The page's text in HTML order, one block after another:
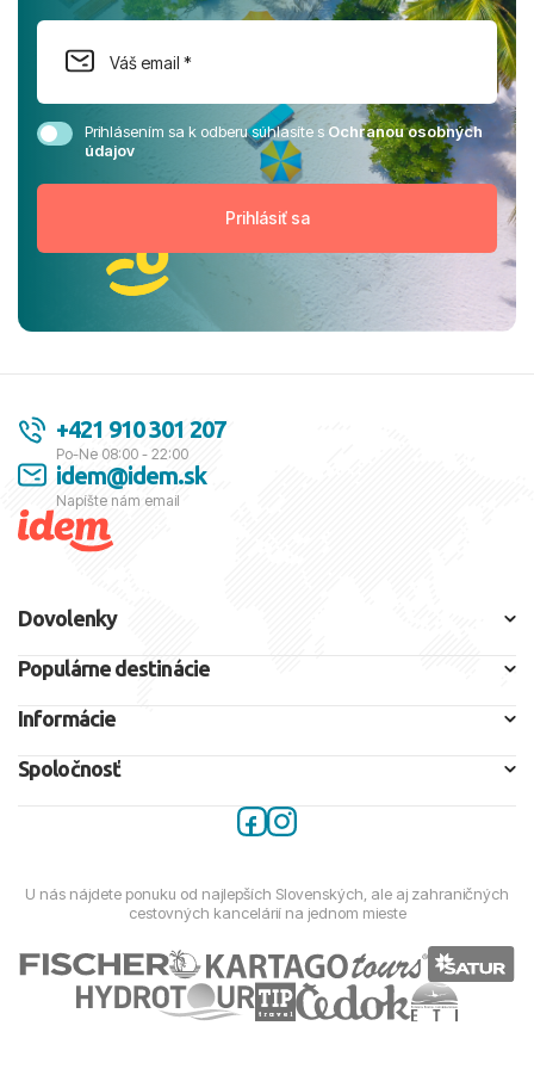
Prihlásením sa k odberu súhlasíte sOchranou osobných
údajov
+421 910 301 207
Po-Ne 08:00 - 22:00
idem@idem.sk
Napíšte nám email
Dovolenky
Populárne destinácie
Informácie
Spoločnosť
U nás nájdete ponuku od najlepších Slovenských, ale aj zahraničných
cestovných kancelárií na jednom mieste